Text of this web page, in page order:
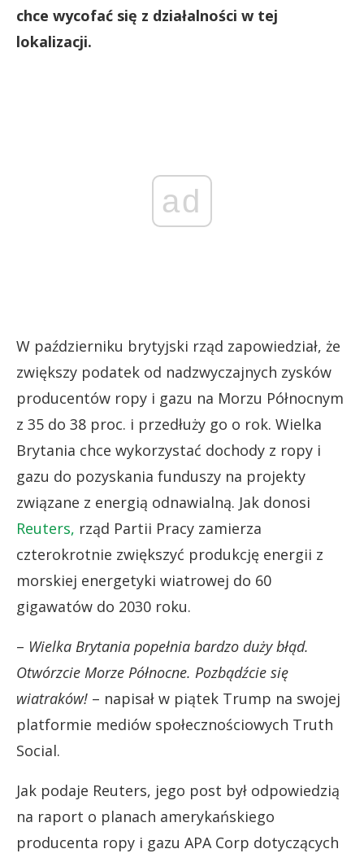
chce wycofać się z działalności w tej
lokalizacji.
ad
W październiku brytyjski rząd zapowiedział, że
zwiększy podatek od nadzwyczajnych zysków
producentów ropy i gazu na Morzu Północnym
z 35 do 38 proc. i przedłuży go o rok. Wielka
Brytania chce wykorzystać dochody z ropy i
gazu do pozyskania funduszy na projekty
związane z energią odnawialną. Jak donosi
Reuters, rząd Partii Pracy zamierza
czterokrotnie zwiększyć produkcję energii z
morskiej energetyki wiatrowej do 60
gigawatów do 2030 roku.
– Wielka Brytania popełnia bardzo duży błąd.
Otwórzcie Morze Północne. Pozbądźcie się
wiatraków! – napisał w piątek Trump na swojej
platformie mediów społecznościowych Truth
Social.
Jak podaje Reuters, jego post był odpowiedzią
na raport o planach amerykańskiego
producenta ropy i gazu APA Corp dotyczących